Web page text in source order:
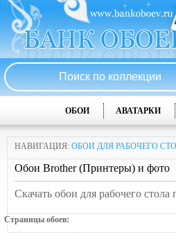
ОБОИ АВАТАРКИ
НАВИГАЦИЯ: ОБОИ ДЛЯ РАБОЧЕГО
Обои Brother (Принтеры) и фото
Скачать обои для рабочего
Страницы обоев: